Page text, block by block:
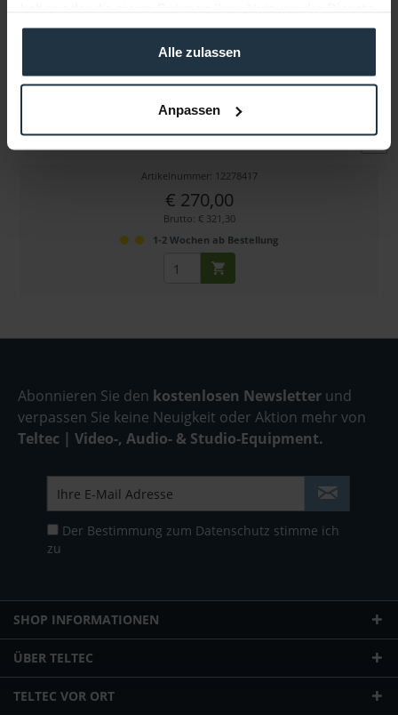
gesammelt haben.
Alle zulassen
Anpassen
Stativarm 430-630 mm für Skyline 70 & Cineline 70
Artikelnummer: 12278417
€ 270,00
Brutto: € 321,30
1-2 Wochen ab Bestellung
Abonnieren Sie den kostenlosen Newsletter und
verpassen Sie keine Neuigkeit oder Aktion mehr von
Teltec | Video-, Audio- & Studio-Equipment.
Der Bestimmung zum Datenschutz stimme ich
zu
SHOP INFORMATIONEN
ÜBER TELTEC
TELTEC VOR ORT